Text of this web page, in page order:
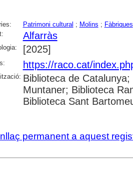
Patrimoni cultural ; Molins ; Fàbriques
Alfarràs
[2025]
https://raco.cat/
Biblioteca de
Muntaner; Biblioteca
Biblioteca Sant
permanent a aquest